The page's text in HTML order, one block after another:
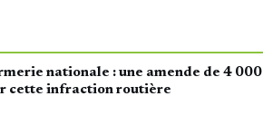
nationale : une amende de 4 000
cette infraction routière